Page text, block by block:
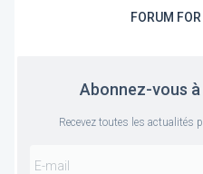
FORUM
Abonnez-vous
Recevez toutes les actualités